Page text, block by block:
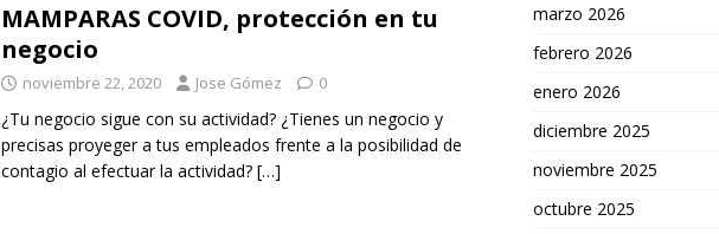
MAMPARAS COVID, protección en tu
negocio
noviembre 22, 2020 Jose Gómez 0
¿Tu negocio sigue con su actividad? ¿Tienes un negocio y
precisas proyeger a tus empleados frente a la posibilidad de
contagio al efectuar la actividad? […]
marzo 2026
febrero 2026
enero 2026
diciembre 2025
noviembre 2025
octubre 2025